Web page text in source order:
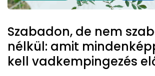
Szabadon, de nem
nélkül: amit
kell vadkempingezés